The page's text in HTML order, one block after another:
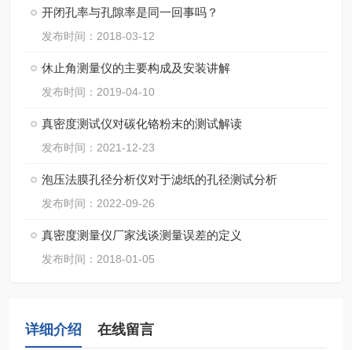
开闭孔率与孔隙率是同一回事吗？
发布时间：2018-03-12
休止角测量仪的主要构成及安装讲解
发布时间：2019-04-10
真密度测试仪对碳化铬粉末的测试解读
发布时间：2021-12-23
泡压法膜孔径分析仪对于滤纸的孔径测试分析
发布时间：2022-09-26
真密度测量仪厂家浅谈测量误差的定义
发布时间：2018-01-05
详细介绍 在线留言